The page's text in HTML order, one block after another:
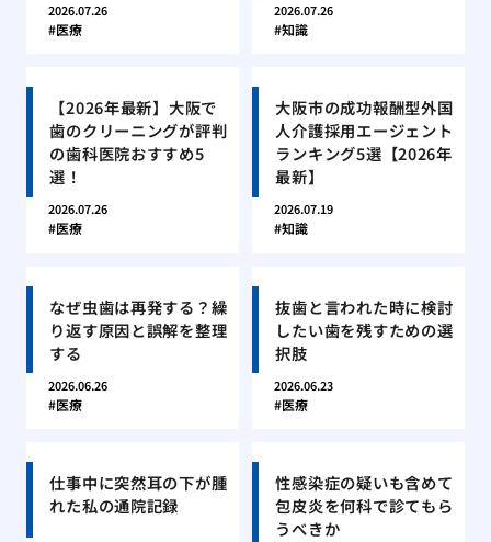
2026.07.26
医療
2026.07.26
知識
【2026年最新】大阪で
歯のクリーニングが評判
の歯科医院おすすめ5
選！
2026.07.26
医療
大阪市の成功報酬型外国
人介護採用エージェント
ランキング5選【2026年
最新】
2026.07.19
知識
なぜ虫歯は再発する？繰
り返す原因と誤解を整理
する
2026.06.26
医療
抜歯と言われた時に検討
したい歯を残すための選
択肢
2026.06.23
医療
仕事中に突然耳の下が腫
れた私の通院記録
性感染症の疑いも含めて
包皮炎を何科で診てもら
うべきか